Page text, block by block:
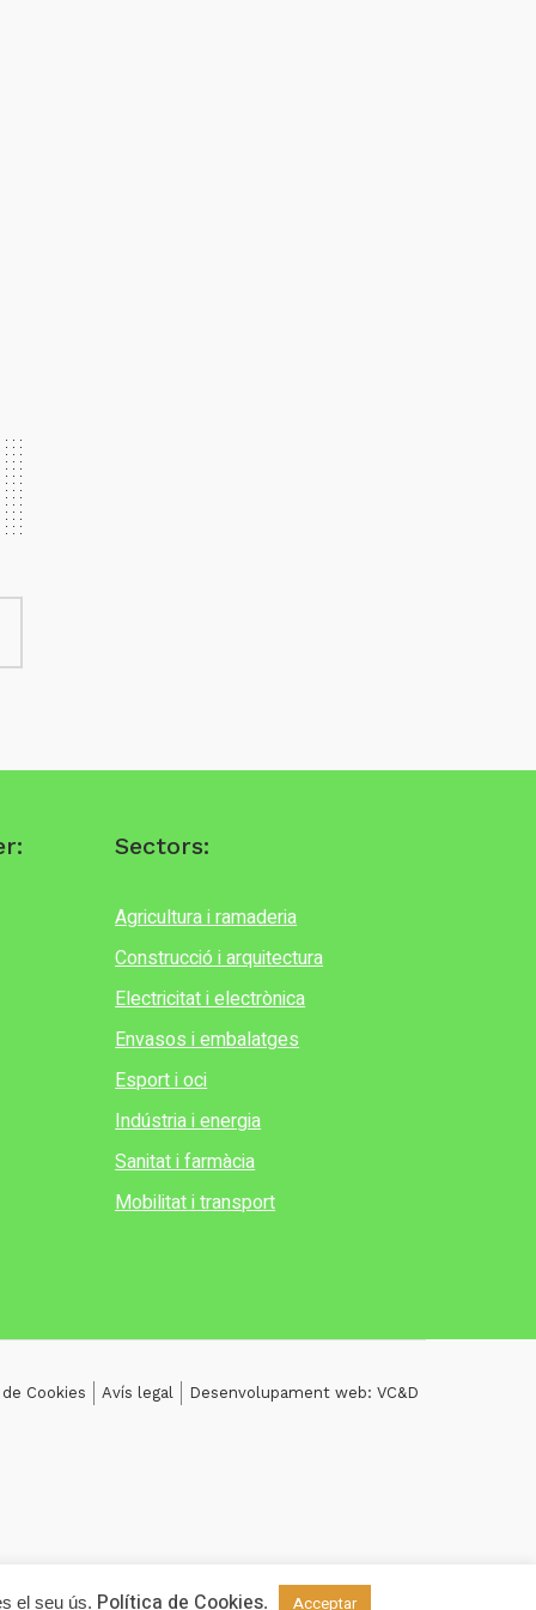
Sectors:
Agricultura i ramaderia
Construcció i arquitectura
Electricitat i electrònica
Envasos i embalatges
Esport i oci
Indústria i energia
Sanitat i farmàcia
Mobilitat i transport
Cookies Avís legal Desenvolupament web: VC&D
el seu ús. Política de Cookies. Acceptar